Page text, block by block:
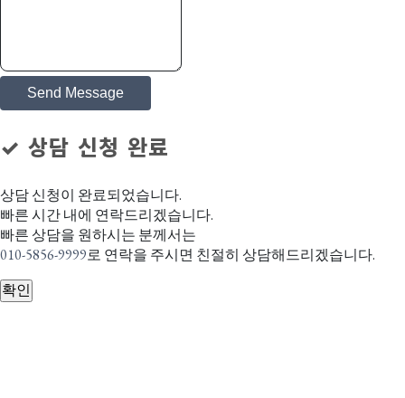
Send Message
✓ 상담 신청 완료
상담 신청이 완료되었습니다.
빠른 시간 내에 연락드리겠습니다.
빠른 상담을 원하시는 분께서는
010-5856-9999로 연락을 주시면 친절히 상담해드리겠습니다.
확인